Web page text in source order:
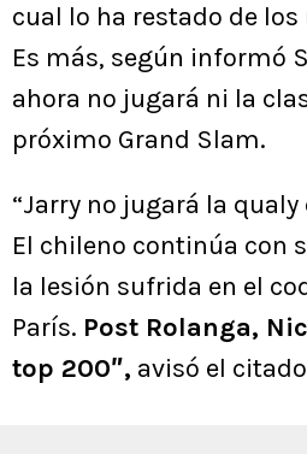
cual lo ha restado de
Es más, según informó
ahora no jugará ni la
próximo Grand Slam.
“Jarry no jugará la qualy
El chileno continúa con
la lesión sufrida en el
París. Post Rolanga,
top 200″, avisó el